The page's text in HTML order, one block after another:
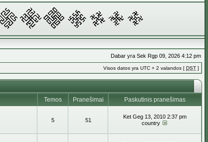
Dabar yra Sek Rgp 09, 2026 4:12 pm
Visos datos yra UTC + 2 valandos [ DST ]
Temos Pranešimai
Paskutinis pranešimas
5 51
Ket Geg 13, 2010 2:37 pm
country